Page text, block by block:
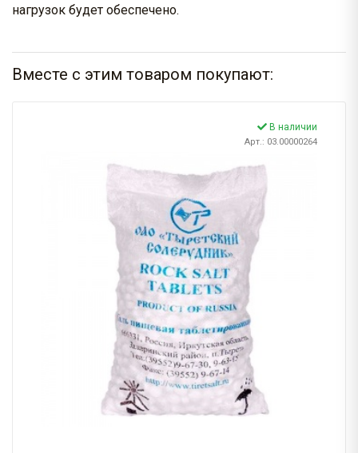
нагрузок будет обеспечено.
Вместе с этим товаром покупают:
В наличии
Арт.: 03.00000264